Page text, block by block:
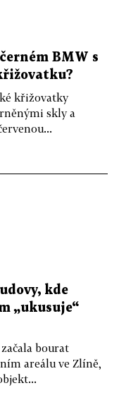
BMW s
křižovatky
skly a
kde
„ukusuje“
bourat
areálu ve Zlíně,